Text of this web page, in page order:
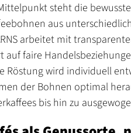
steht die
aus
arbeitet mit
auf faire
Röstung wird individuell
der Bohnen optimal
bis hin zu